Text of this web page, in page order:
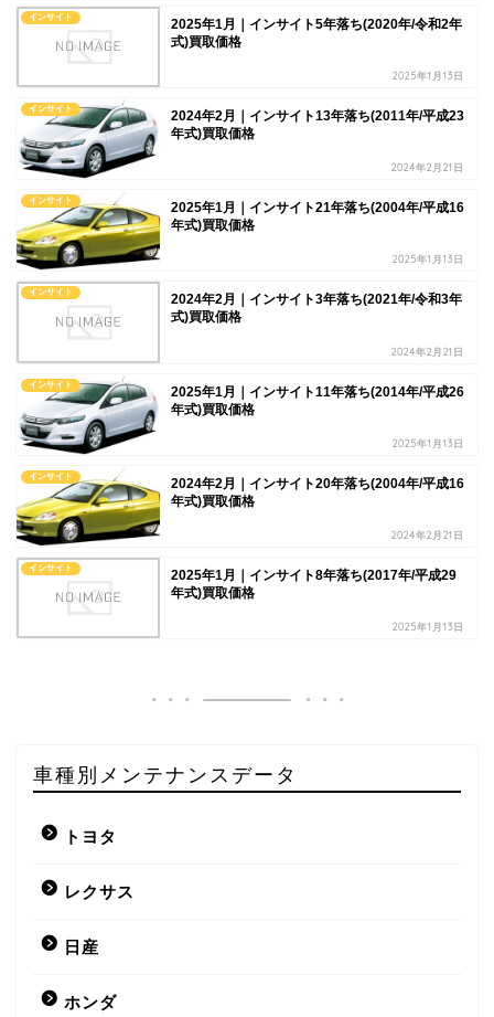
インサイト
2025年1月｜インサイト5年落ち(2020年/令和2年
式)買取価格
2025年1月13日
インサイト
2024年2月｜インサイト13年落ち(2011年/平成23
年式)買取価格
2024年2月21日
インサイト
2025年1月｜インサイト21年落ち(2004年/平成16
年式)買取価格
2025年1月13日
インサイト
2024年2月｜インサイト3年落ち(2021年/令和3年
式)買取価格
2024年2月21日
インサイト
2025年1月｜インサイト11年落ち(2014年/平成26
年式)買取価格
2025年1月13日
インサイト
2024年2月｜インサイト20年落ち(2004年/平成16
年式)買取価格
2024年2月21日
インサイト
2025年1月｜インサイト8年落ち(2017年/平成29
年式)買取価格
2025年1月13日
車種別メンテナンスデータ
トヨタ
レクサス
日産
ホンダ